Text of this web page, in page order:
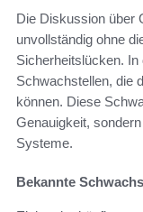
Die Diskussion über
unvollständig ohne
Sicherheitslücken.
Schwachstellen, die
können. Diese
Genauigkeit,
Systeme.
Bekannte